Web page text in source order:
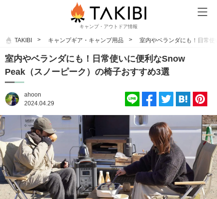
キャンプ・アウトドア情報
TAKIBI キャンプギア・キャンプ用品 室内やベランダにも！日常
室内やベランダにも！日常使いに便利なSnow
Peak（スノーピーク）の椅子おすすめ3選
ahoon
2024.04.29